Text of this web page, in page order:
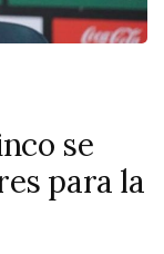
se
para la